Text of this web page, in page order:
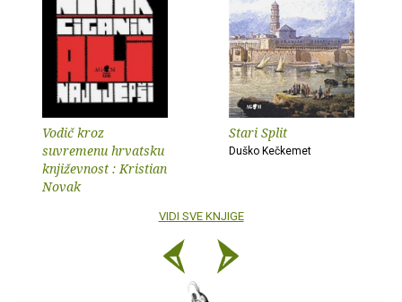
Vodič kroz
suvremenu hrvatsku
književnost : Kristian
Novak
Stari Split
Duško Kečkemet
VIDI SVE KNJIGE